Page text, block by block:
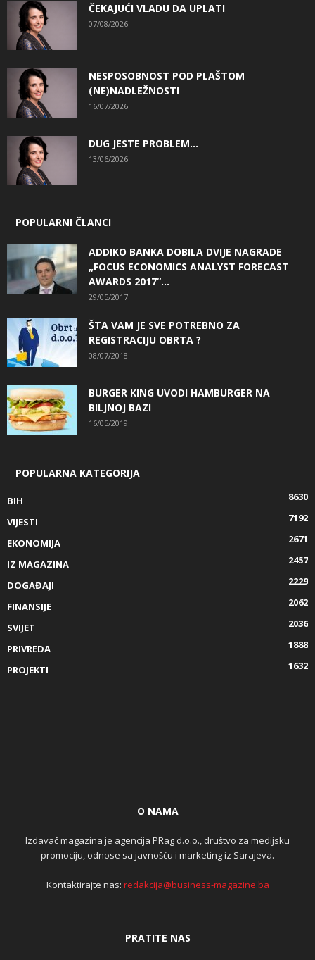
ČEKAJUĆI VLADU DA UPLATI
07/08/2026
NESPOSOBNOST POD PLAŠTOM
(NE)NADLEŽNOSTI
16/07/2026
DUG JESTE PROBLEM…
13/06/2026
POPULARNI ČLANCI
ADDIKO BANKA DOBILA DVIJE NAGRADE
„FOCUS ECONOMICS ANALYST FORECAST
AWARDS 2017“...
29/05/2017
ŠTA VAM JE SVE POTREBNO ZA
REGISTRACIJU OBRTA ?
08/07/2018
BURGER KING UVODI HAMBURGER NA
BILJNOJ BAZI
16/05/2019
POPULARNA KATEGORIJA
BIH
8630
VIJESTI
7192
EKONOMIJA
2671
IZ MAGAZINA
2457
DOGAĐAJI
2229
FINANSIJE
2062
SVIJET
2036
PRIVREDA
1888
PROJEKTI
1632
O NAMA
Izdavač magazina je agencija PRag d.o.o., društvo za medijsku
promociju, odnose sa javnošću i marketing iz Sarajeva.
Kontaktirajte nas: redakcija@business-magazine.ba
PRATITE NAS